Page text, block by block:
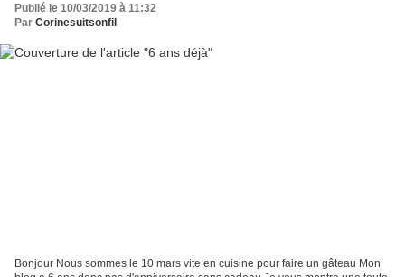
Publié le 10/03/2019 à 11:32
Par Corinesuitsonfil
Bonjour Nous sommes le 10 mars vite en cuisine pour faire un gâteau Mon